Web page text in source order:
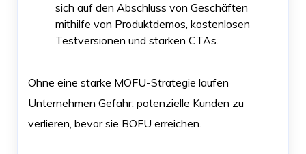
sich auf den Abschluss von Geschäften
mithilfe von Produktdemos, kostenlosen
Testversionen und starken CTAs.
Ohne eine starke MOFU-Strategie laufen
Unternehmen Gefahr, potenzielle Kunden zu
verlieren, bevor sie BOFU erreichen.